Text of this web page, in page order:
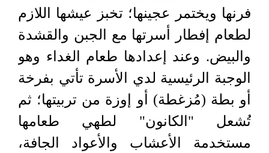
فرنها ويختمر عجينها؛ تخبز عيشها اللازم
لطعام إفطار أسرتها مع الجبن والقشدة
والبيض. وعند إعدادها طعام الغداء وهو
الوجبة الرئيسية لدي الأسرة تأتي بفرخة
أو بطة (مُزغطة) أو إوزة من تربيتها؛ ثم
تُشعل "الكانون" لطهي طعامها
مستخدمة الأعشاب والأعواد الجافة،